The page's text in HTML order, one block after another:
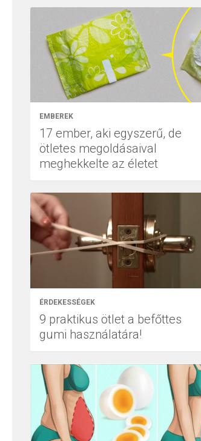
EMBEREK
17 ember, aki egyszerű, de
ötletes megoldásaival
meghekkelte az életet
ÉRDEKESSÉGEK
9 praktikus ötlet a befőttes
gumi használatára!